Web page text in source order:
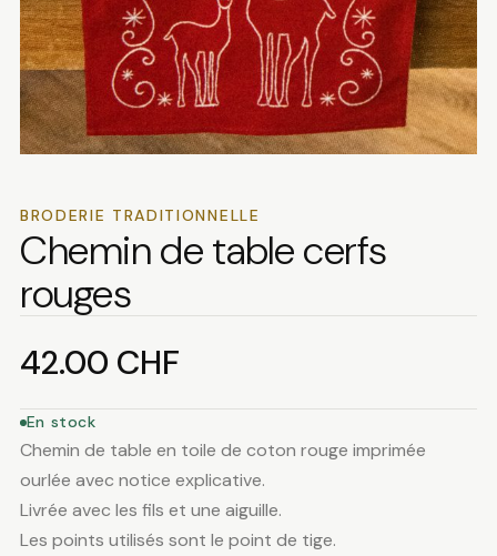
BRODERIE TRADITIONNELLE
Chemin de table cerfs
rouges
42.00 CHF
En stock
Chemin de table en toile de coton rouge imprimée
ourlée avec notice explicative.
Livrée avec les fils et une aiguille.
Les points utilisés sont le point de tige.